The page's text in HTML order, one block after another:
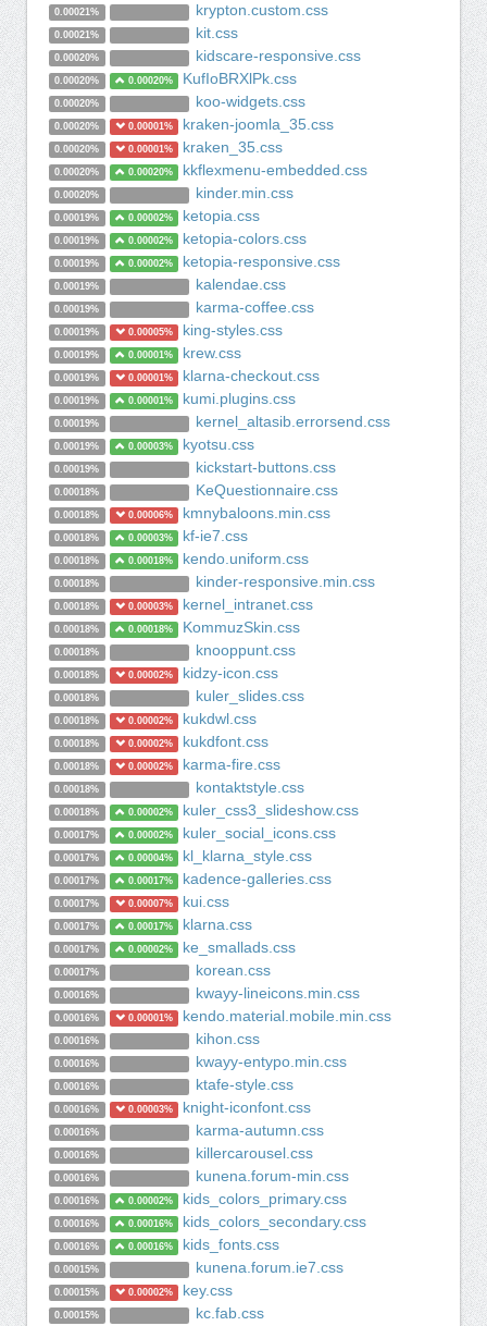
0.00021% krypton.custom.css
0.00021% kit.css
0.00020% kidscare-responsive.css
0.00020% 0.00020% KufIoBRXlPk.css
0.00020% koo-widgets.css
0.00020% 0.00001% kraken-joomla_35.css
0.00020% 0.00001% kraken_35.css
0.00020% 0.00020% kkflexmenu-embedded.css
0.00020% kinder.min.css
0.00019% 0.00002% ketopia.css
0.00019% 0.00002% ketopia-colors.css
0.00019% 0.00002% ketopia-responsive.css
0.00019% kalendae.css
0.00019% karma-coffee.css
0.00019% 0.00005% king-styles.css
0.00019% 0.00001% krew.css
0.00019% 0.00001% klarna-checkout.css
0.00019% 0.00001% kumi.plugins.css
0.00019% kernel_altasib.errorsend.css
0.00019% 0.00003% kyotsu.css
0.00019% kickstart-buttons.css
0.00018% KeQuestionnaire.css
0.00018% 0.00006% kmnybaloons.min.css
0.00018% 0.00003% kf-ie7.css
0.00018% 0.00018% kendo.uniform.css
0.00018% kinder-responsive.min.css
0.00018% 0.00003% kernel_intranet.css
0.00018% 0.00018% KommuzSkin.css
0.00018% knooppunt.css
0.00018% 0.00002% kidzy-icon.css
0.00018% kuler_slides.css
0.00018% 0.00002% kukdwl.css
0.00018% 0.00002% kukdfont.css
0.00018% 0.00002% karma-fire.css
0.00018% kontaktstyle.css
0.00018% 0.00002% kuler_css3_slideshow.css
0.00017% 0.00002% kuler_social_icons.css
0.00017% 0.00004% kl_klarna_style.css
0.00017% 0.00017% kadence-galleries.css
0.00017% 0.00007% kui.css
0.00017% 0.00017% klarna.css
0.00017% 0.00002% ke_smallads.css
0.00017% korean.css
0.00016% kwayy-lineicons.min.css
0.00016% 0.00001% kendo.material.mobile.min.css
0.00016% kihon.css
0.00016% kwayy-entypo.min.css
0.00016% ktafe-style.css
0.00016% 0.00003% knight-iconfont.css
0.00016% karma-autumn.css
0.00016% killercarousel.css
0.00016% kunena.forum-min.css
0.00016% 0.00002% kids_colors_primary.css
0.00016% 0.00016% kids_colors_secondary.css
0.00016% 0.00016% kids_fonts.css
0.00015% kunena.forum.ie7.css
0.00015% 0.00002% key.css
0.00015% kc.fab.css